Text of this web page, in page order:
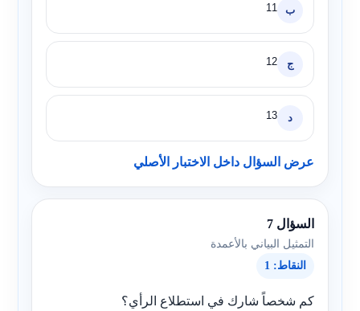
ب 11
ج 12
د 13
عرض السؤال داخل الاختبار الأصلي
السؤال 7
التمثيل البياني بالأعمدة
النقاط: 1
كم شخصاً شارك في استطلاع الرأي؟